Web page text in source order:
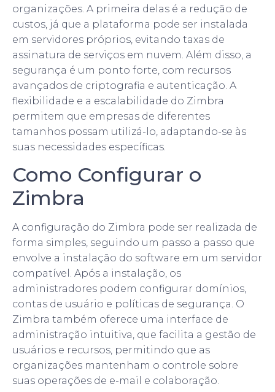
organizações. A primeira delas é a redução de
custos, já que a plataforma pode ser instalada
em servidores próprios, evitando taxas de
assinatura de serviços em nuvem. Além disso, a
segurança é um ponto forte, com recursos
avançados de criptografia e autenticação. A
flexibilidade e a escalabilidade do Zimbra
permitem que empresas de diferentes
tamanhos possam utilizá-lo, adaptando-se às
suas necessidades específicas.
Como Configurar o
Zimbra
A configuração do Zimbra pode ser realizada de
forma simples, seguindo um passo a passo que
envolve a instalação do software em um servidor
compatível. Após a instalação, os
administradores podem configurar domínios,
contas de usuário e políticas de segurança. O
Zimbra também oferece uma interface de
administração intuitiva, que facilita a gestão de
usuários e recursos, permitindo que as
organizações mantenham o controle sobre
suas operações de e-mail e colaboração.